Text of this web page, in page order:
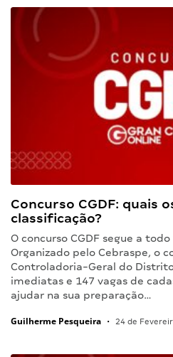
Concurso CGDF: quais
classificação?
O concurso CGDF segue a
Organizado pelo Cebraspe, o
Controladoria-Geral do
imediatas e 147 vagas de
ajudar na sua preparação…
Guilherme Pesqueira • 24 de